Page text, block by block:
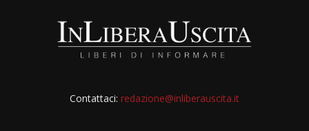
Contattaci: redazione@inliberauscita.it